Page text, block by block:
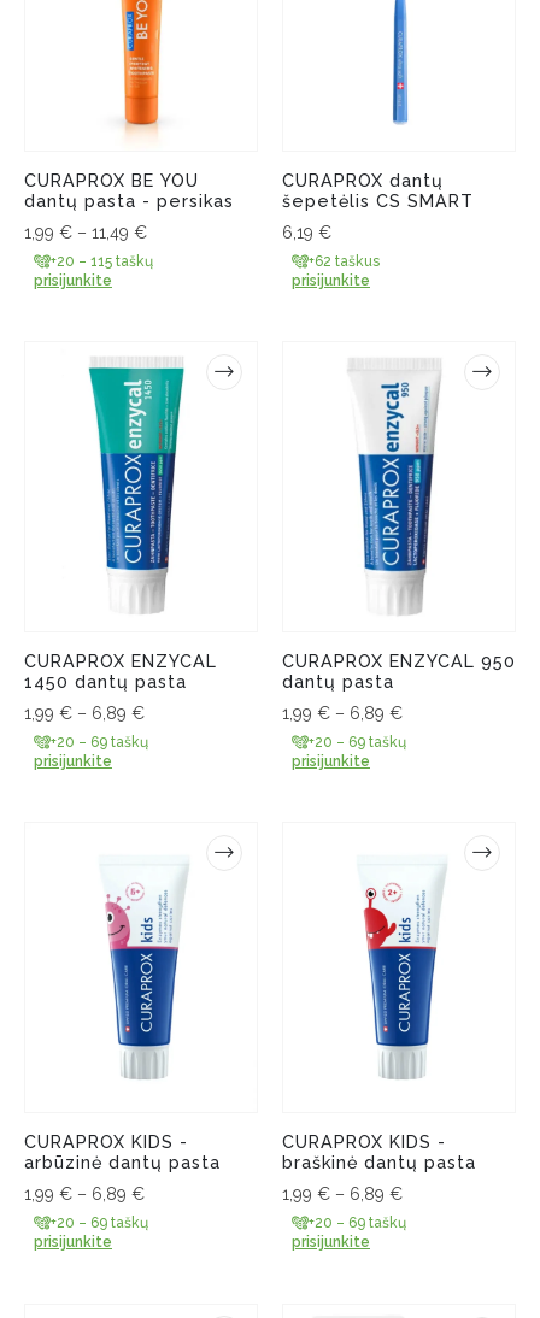
CURAPROX BE YOU
dantų pasta - persikas
1,99 € – 11,49 €
+20 – 115 taškų
prisijunkite
CURAPROX dantų
šepetėlis CS SMART
6,19 €
+62 taškus
prisijunkite
CURAPROX ENZYCAL
1450 dantų pasta
1,99 € – 6,89 €
+20 – 69 taškų
prisijunkite
CURAPROX ENZYCAL 950
dantų pasta
1,99 € – 6,89 €
+20 – 69 taškų
prisijunkite
CURAPROX KIDS -
arbūzinė dantų pasta
1,99 € – 6,89 €
+20 – 69 taškų
prisijunkite
CURAPROX KIDS -
braškinė dantų pasta
1,99 € – 6,89 €
+20 – 69 taškų
prisijunkite